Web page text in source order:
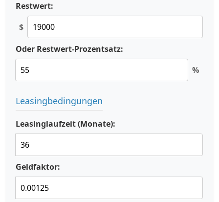
Restwert:
$
Oder Restwert-Prozentsatz:
%
Leasingbedingungen
Leasinglaufzeit (Monate):
Geldfaktor: